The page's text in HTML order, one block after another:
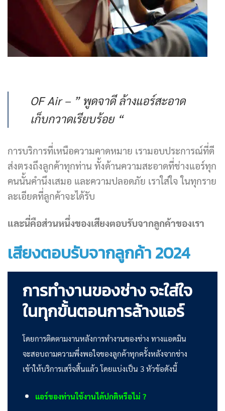
OF Air – ” พูดจาดี ล้างแอร์สะอาด
เก็บกวาดเรียบร้อย “
การบริการที่เหนือความคาดหมาย เรามอบประการณ์ที่ดี
ส่งตรงถึงลูกค้าทุกท่าน ทั้งด้านความสะอาดที่ช่างแอร์ทุก
คนนั้นคำนึงเสมอ และความปลอดภัย เราใส่ใจ ในทุกราย
ละเอียดที่ลูกค้าจะได้รับ
และนี่คือส่วนหนึ่งของเสียงตอบรับจากลูกค้าของเรา
เสียงตอบรับจากลูกค้า 2024
การทำงานของช่าง จะใส่ใจ
ในทุกขั้นตอนการล้างแอร์
โดยการติดตามงานหลังการทำงานของช่าง ทางแอดมิน
จะสอบถามความพึ่งพอใจของลูกค้าทุกครั้งหลังจากช่าง
เข้าให้บริการเสร็จสิ้นแล้ว โดยแบ่งเป็น 3 หัวข้อดังนี้
แอร์ของท่านใช้งานได้ปกติหรือไม่ ?